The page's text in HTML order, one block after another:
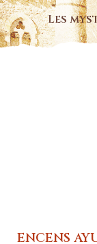
Les
ENCENS